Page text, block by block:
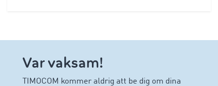
Var vaksam!
TIMOCOM kommer aldrig att be dig om dina